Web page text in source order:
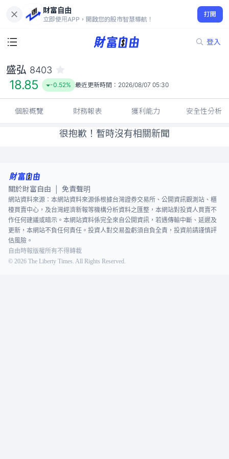
財富自由
立即使用APP，開啟您的股市智慧導航！
打開
登入
18.85
-0.52%
盛弘 8403
18.85 -0.52% 最近更新時間： 2026/08/07 05:30
個股概覽 財務報表 獲利能力 安全性分析
很抱歉！暫時沒有相關新聞
關於財富自由 免責聲明
網站資料來源：本網站資料來源係根據台灣證券交易所、公開資訊觀測站、櫃
檯買賣中心，及台灣經濟新報等機構分析資料之匯整，本網站對投資人買賣不
作任何建議或暗示。本網站資料係完全來自公開資訊，若遇傳輸中斷、延遲及
更新，本網站不負任何責任。投資人對交易盈虧須自負全責，投資前請謹慎評
估風險。
自由時報版權所有不得轉載
© 2026 The Liberty Times. All Rights Reserved.